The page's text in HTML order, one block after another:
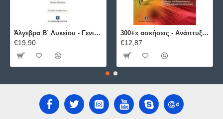
Άλγεβρα B΄ Λυκείου - Γενικής Παιδείας ΕΛΛΗΝΟΕΚΔΟΤΙΚΗ
€19,90
300+x ασκήσεις - Ανάπτυξη Εφαρμογών σε Προγραμματιστικό Περιβάλλον ΕΛΛΗΝΟΕΚΔΟΤΙΚΗ
€12,87